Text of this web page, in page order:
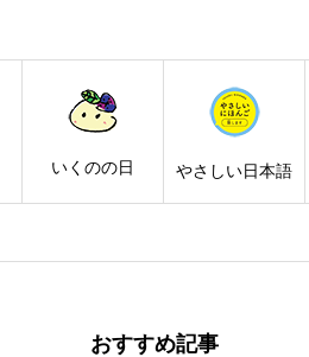
いくのの日 やさしい日本語
おすすめ記事